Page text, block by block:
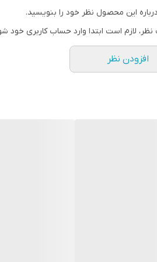
این محصول نظر خود را بنویسید.
نظر، لازم است ابتدا وارد حساب کاربری خود
افزودن نظر